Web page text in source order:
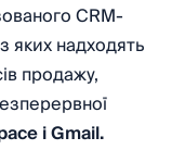
CRM-
яких надходять
продажу,
і Gmail.